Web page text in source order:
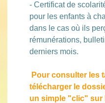
- Certificat de
pour les enfants à
dans le cas où ils
rémunérations,
derniers mois.
Pour consulter les
télécharger le
un simple "clic" sur